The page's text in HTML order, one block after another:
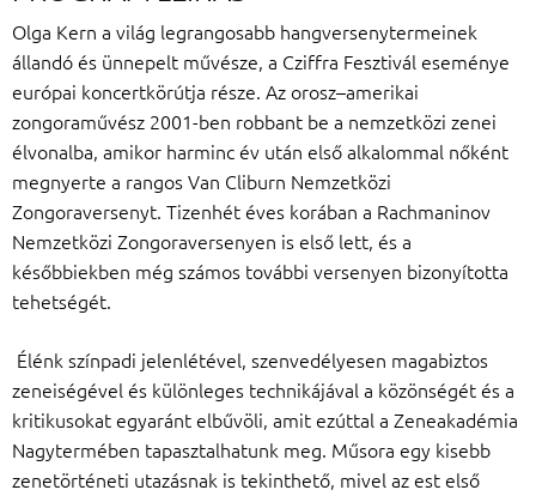
Olga Kern a világ legrangosabb hangversenytermeinek
állandó és ünnepelt művésze, a Cziffra Fesztivál eseménye
európai koncertkörútja része. Az orosz–amerikai
zongoraművész 2001-ben robbant be a nemzetközi zenei
élvonalba, amikor harminc év után első alkalommal nőként
megnyerte a rangos Van Cliburn Nemzetközi
Zongoraversenyt. Tizenhét éves korában a Rachmaninov
Nemzetközi Zongoraversenyen is első lett, és a
későbbiekben még számos további versenyen bizonyította
tehetségét.
Élénk színpadi jelenlétével, szenvedélyesen magabiztos
zeneiségével és különleges technikájával a közönségét és a
kritikusokat egyaránt elbűvöli, amit ezúttal a Zeneakadémia
Nagytermében tapasztalhatunk meg. Műsora egy kisebb
zenetörténeti utazásnak is tekinthető, mivel az est első